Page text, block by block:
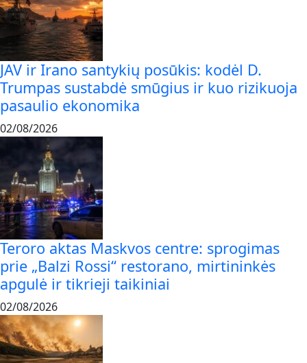
JAV ir Irano santykių posūkis: kodėl D.
Trumpas sustabdė smūgius ir kuo rizikuoja
pasaulio ekonomika
02/08/2026
Teroro aktas Maskvos centre: sprogimas
prie „Balzi Rossi“ restorano, mirtininkės
apgulė ir tikrieji taikiniai
02/08/2026